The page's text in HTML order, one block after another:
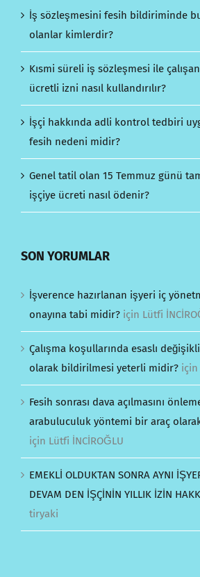
İş sözleşmesini fesih bildiriminde
olanlar kimlerdir?
Kısmi süreli iş sözleşmesi ile
ücretli izni nasıl kullandırılır?
İşçi hakkında adli kontrol tedbiri
fesih nedeni midir?
Genel tatil olan 15 Temmuz günü
işçiye ücreti nasıl ödenir?
SON YORUMLAR
İşverence hazırlanan işyeri iç
onayına tabi midir? için Lütfi
Çalışma koşullarında esaslı
olarak bildirilmesi yeterli midir? için
Fesih sonrası dava açılmasını
arabuluculuk yöntemi bir araç
için Lütfi İNCİROĞLU
EMEKLİ OLDUKTAN SONRA AYNI
DEVAM DEN İŞÇİNİN YILLIK İZİN
tiryaki